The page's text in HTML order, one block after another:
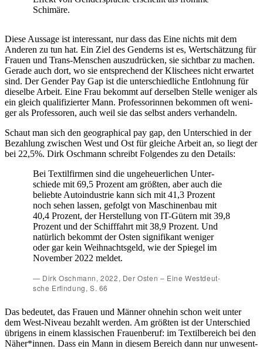
Schimäre.
Die­se Aus­sa­ge ist inter­es­sant, nur dass das Eine nichts mit dem
Ande­ren zu tun hat. Ein Ziel des Gen­derns ist es, Wert­schät­zung für
Frau­en und Trans-Men­schen aus­zu­drü­cken, sie sicht­bar zu machen.
Gera­de auch dort, wo sie ent­spre­chend der Kli­schees nicht erwar­tet
sind. Der Gen­der Pay Gap ist die unter­schied­li­che Ent­loh­nung für
die­sel­be Arbeit. Eine Frau bekommt auf der­sel­ben Stel­le weni­ger als
ein gleich qua­li­fi­zier­ter Mann. Pro­fes­so­rin­nen bekom­men oft weni­
ger als Pro­fes­so­ren, auch weil sie das selbst anders verhandeln.
Schaut man sich den geo­gra­phi­cal pay gap, den Unter­schied in der
Bezah­lung zwi­schen West und Ost für glei­che Arbeit an, so liegt der
bei 22,5%. Dirk Osch­mann schreibt Fol­gen­des zu den Details:
Bei Tex­til­fir­men sind die unge­heu­er­li­chen Unter­
schie­de mit 69,5 Pro­zent am größ­ten, aber auch die
belieb­te Auto­in­dus­trie kann sich mit 41,3 Pro­zent
noch sehen las­sen, gefolgt von Maschi­nen­bau mit
40,4 Pro­zent, der Her­stel­lung von IT-Gütern mit 39,8
Pro­zent und der Schiff­fahrt mit 38,9 Pro­zent. Und
natür­lich bekommt der Osten signi­fi­kant weni­ger
oder gar kein Weih­nachts­geld, wie der Spie­gel im
Novem­ber 2022 meldet.
Dirk Osch­mann, 2022, Der Osten – Eine West­deut­
sche Erfin­dung, S. 66
Das bedeu­tet, das Frau­en und Män­ner ohne­hin schon weit unter
dem West-Niveau bezahlt wer­den. Am größ­ten ist der Unter­schied
übri­gens in einem klas­si­schen Frau­en­be­ruf: im Tex­til­be­reich bei den
Näher*innen. Dass ein Mann in die­sem Bereich dann nur unwe­sent­